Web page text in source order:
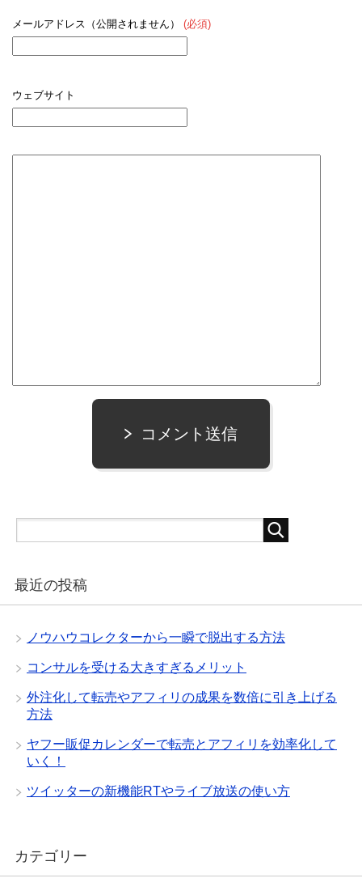
メールアドレス（公開されません） (必須)
ウェブサイト
コメント送信
最近の投稿
ノウハウコレクターから一瞬で脱出する方法
コンサルを受ける大きすぎるメリット
外注化して転売やアフィリの成果を数倍に引き上げる
方法
ヤフー販促カレンダーで転売とアフィリを効率化して
いく！
ツイッターの新機能RTやライブ放送の使い方
カテゴリー